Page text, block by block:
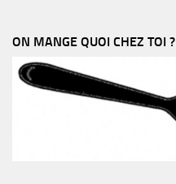
ON MANGE QUOI CHEZ TOI ?